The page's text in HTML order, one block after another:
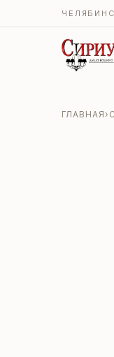
ГЛАВНАЯ›